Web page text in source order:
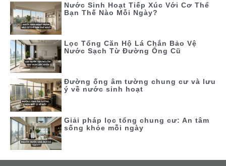
Nước Sinh Hoạt Tiếp Xúc Với Cơ Thể
Bạn Thế Nào Mỗi Ngày?
Lọc Tổng Căn Hộ Lá Chắn Bảo Vệ
Nước Sạch Từ Đường Ống Cũ
Đường ống âm tường chung cư và lưu
ý về nước sinh hoạt
Giải pháp lọc tổng chung cư: An tâm
sống khỏe mỗi ngày